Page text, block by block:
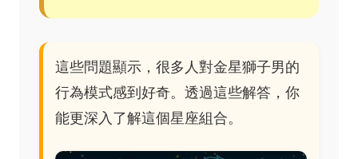
這些問題顯示，很多人對金星獅子男的
行為模式感到好奇。透過這些解答，你
能更深入了解這個星座組合。